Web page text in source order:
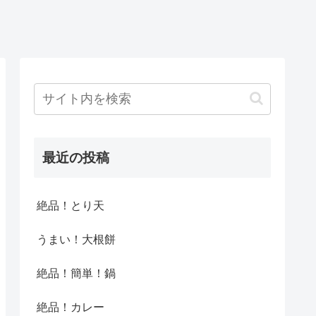
最近の投稿
絶品！とり天
うまい！大根餅
絶品！簡単！鍋
絶品！カレー